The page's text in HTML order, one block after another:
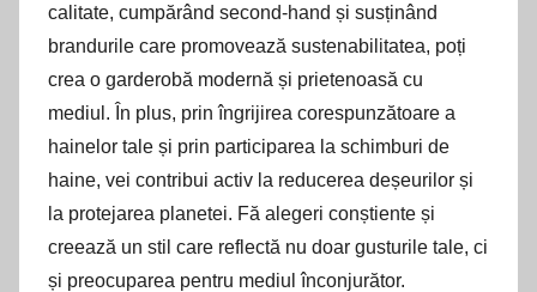
calitate, cumpărând second-hand și susținând
brandurile care promovează sustenabilitatea, poți
crea o garderobă modernă și prietenoasă cu
mediul. În plus, prin îngrijirea corespunzătoare a
hainelor tale și prin participarea la schimburi de
haine, vei contribui activ la reducerea deșeurilor și
la protejarea planetei. Fă alegeri conștiente și
creează un stil care reflectă nu doar gusturile tale, ci
și preocuparea pentru mediul înconjurător.